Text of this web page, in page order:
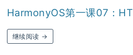
HarmonyOS第一课07：
继续阅读 →